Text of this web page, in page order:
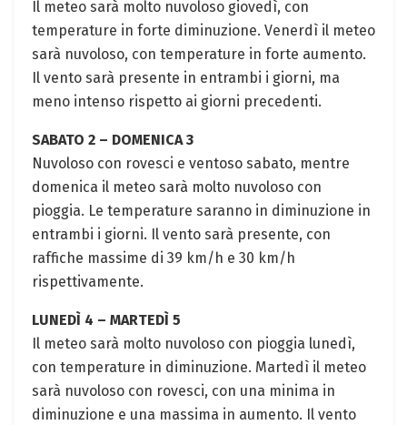
Il meteo sarà molto nuvoloso giovedì, con
temperature in forte diminuzione. Venerdì il meteo
sarà nuvoloso, con temperature in forte aumento.
Il vento sarà presente in entrambi i giorni, ma
meno intenso rispetto ai giorni precedenti.
SABATO 2 – DOMENICA 3
Nuvoloso con rovesci e ventoso sabato, mentre
domenica il meteo sarà molto nuvoloso con
pioggia. Le temperature saranno in diminuzione in
entrambi i giorni. Il vento sarà presente, con
raffiche massime di 39 km/h e 30 km/h
rispettivamente.
LUNEDÌ 4 – MARTEDÌ 5
Il meteo sarà molto nuvoloso con pioggia lunedì,
con temperature in diminuzione. Martedì il meteo
sarà nuvoloso con rovesci, con una minima in
diminuzione e una massima in aumento. Il vento